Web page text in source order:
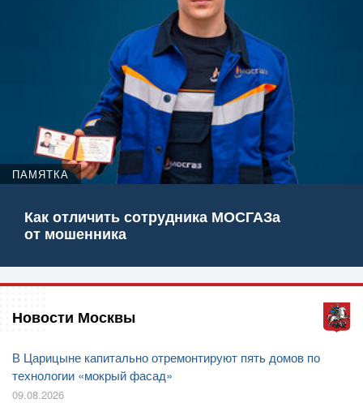
ПАМЯТКА
Как отличить сотрудника МОСГАЗа
от мошенника
Новости Москвы
В Царицыне капитально отремонтируют пять домов по
технологии «мокрый фасад»
09.08.2026